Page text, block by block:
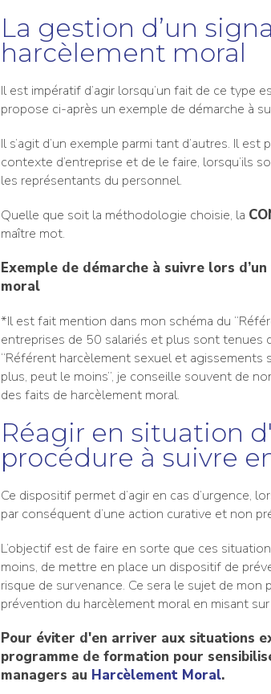
La gestion d’un
harcèlement moral
Il est impératif d’agir lorsqu’un fait de ce type
propose ci-après un exemple de démarche à
Il s’agit d’un exemple parmi tant d’autres. Il est
contexte d’entreprise et de le faire, lorsqu’ils
les représentants du personnel.
Quelle que soit la méthodologie choisie, la
maître mot.
Exemple de démarche à suivre lors
moral
*Il est fait mention dans mon schéma du
entreprises de 50 salariés et plus sont tenues
“Référent harcèlement sexuel et agissements
plus, peut le moins”, je conseille souvent de
des faits de harcèlement moral.
Réagir en situation
procédure à suivre
Ce dispositif permet d’agir en cas d’urgence,
par conséquent d’une action curative et non
L’objectif est de faire en sorte que ces
moins, de mettre en place un dispositif de
risque de survenance. Ce sera le sujet de mon
prévention du harcèlement moral en misant
Pour éviter d'en arriver aux situations
programme de formation pour
managers au Harcèlement Moral.